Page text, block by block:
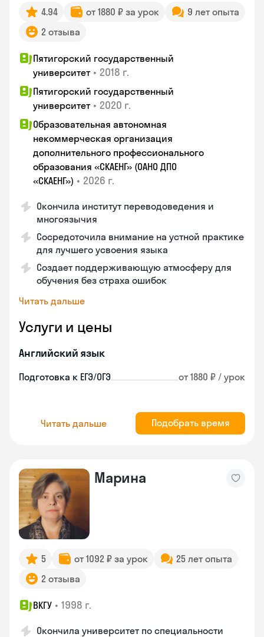
4.94 от 1880 ₽ за урок
9 лет опыта
2 отзыва
Пятигорский государственный
университет • 2018 г.
Пятигорский государственный
университет • 2020 г.
Образовательная автономная
некоммерческая организация
дополнительного профессионального
образования «СКАЕНГ» (ОАНО ДПО
«СКАЕНГ») • 2026 г.
Окончила институт переводоведения и
многоязычия
Сосредоточила внимание на устной практике
для лучшего усвоения языка
Создает поддерживающую атмосферу для
обучения без страха ошибок
Читать дальше
Услуги и цены
Английский язык
Подготовка к ЕГЭ/ОГЭ от 1880 ₽ / урок
Читать дальше Подобрать время
Марина
5 от 1092 ₽ за урок
25 лет опыта
2 отзыва
ВКГУ • 1998 г.
Окончила университет по специальности